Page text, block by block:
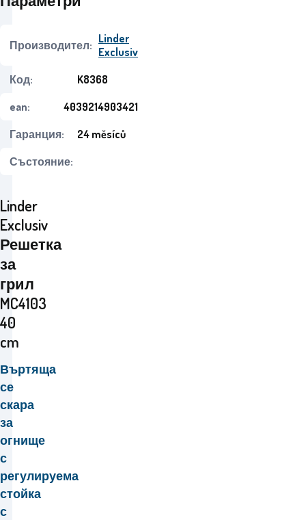
Linder
Exclusiv
Решетка
за
грил
MC4103
40
cm
Въртяща
се
скара
за
огнище
с
регулируема
стойка
с
Производител: Linder
Exclusiv
Код:
K8368
ean:
4039214903421
Гаранция:
24 měsíců
Състояние: